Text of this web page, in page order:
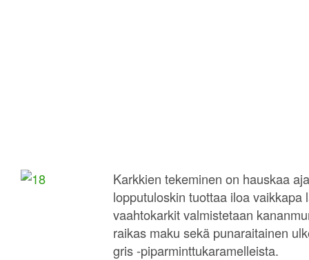
Karkkien tekeminen on hauskaa
lopputuloskin tuottaa iloa vaikkapa
vaahtokarkit valmistetaan
raikas maku sekä punaraitainen
gris -piparminttukaramelleista.